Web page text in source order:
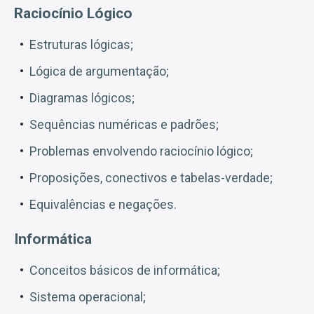
Raciocínio Lógico
Estruturas lógicas;
Lógica de argumentação;
Diagramas lógicos;
Sequências numéricas e padrões;
Problemas envolvendo raciocínio lógico;
Proposições, conectivos e tabelas-verdade;
Equivalências e negações.
Informática
Conceitos básicos de informática;
Sistema operacional;